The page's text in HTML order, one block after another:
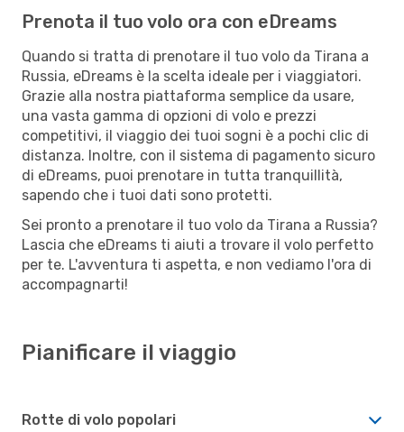
Prenota il tuo volo ora con eDreams
Quando si tratta di prenotare il tuo volo da Tirana a
Russia, eDreams è la scelta ideale per i viaggiatori.
Grazie alla nostra piattaforma semplice da usare,
una vasta gamma di opzioni di volo e prezzi
competitivi, il viaggio dei tuoi sogni è a pochi clic di
distanza. Inoltre, con il sistema di pagamento sicuro
di eDreams, puoi prenotare in tutta tranquillità,
sapendo che i tuoi dati sono protetti.
Sei pronto a prenotare il tuo volo da Tirana a Russia?
Lascia che eDreams ti aiuti a trovare il volo perfetto
per te. L'avventura ti aspetta, e non vediamo l'ora di
accompagnarti!
Pianificare il viaggio
Rotte di volo popolari